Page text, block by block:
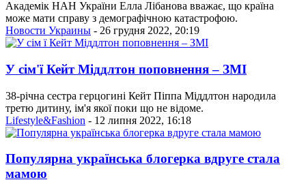
Академік НАН України Елла Лібанова вважає, що країна
може мати справу з демографічною катастрофою.
Новости Украины - 26 грудня 2022, 20:19
У сім'ї Кейт Міддлтон поповнення – ЗМІ
38-річна сестра герцогині Кейт Піппа Міддлтон народила
третю дитину, ім'я якої поки що не відоме.
Lifestyle&Fashion - 12 липня 2022, 16:18
Популярна українська блогерка вдруге стала
мамою